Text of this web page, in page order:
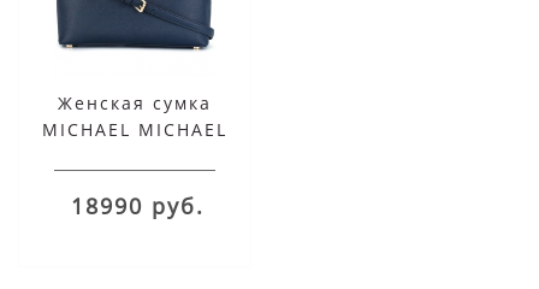
Женская сумка
MICHAEL MICHAEL
18990 руб.